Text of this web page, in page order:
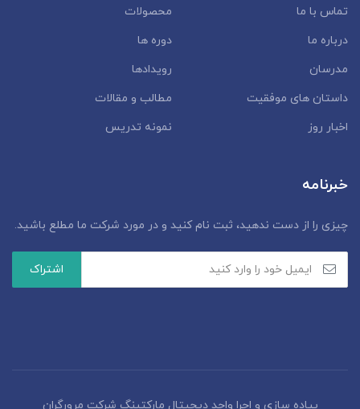
تماس با ما
محصولات
درباره ما
دوره ها
مدرسان
رویدادها
داستان‌ های موفقیت
مطالب و مقالات
اخبار روز
نمونه تدریس
خبرنامه
چیزی را از دست ندهید، ثبت نام کنید و در مورد شرکت ما مطلع باشید.
پیاده سازی و اجرا واحد دیجیتال مارکتینگ شرکت مرورگران